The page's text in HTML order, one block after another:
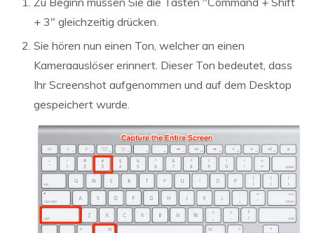
+ 3" gleichzeitig drücken.
Sie hören nun einen Ton, welcher an einen
Kameraauslöser erinnert. Dieser Ton bedeutet, dass
Ihr Screenshot aufgenommen und auf dem Desktop
gespeichert wurde.